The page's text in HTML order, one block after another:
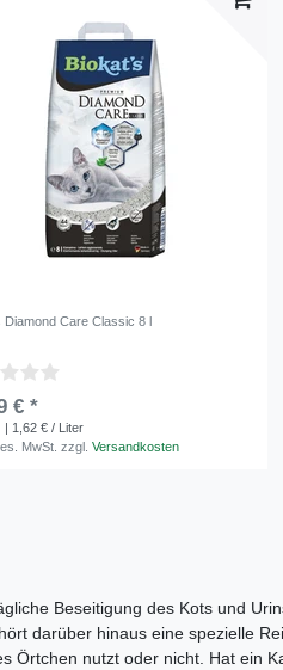
Diamond Care Classic 8 l
€ *
| 1,62 € / Liter
MwSt. zzgl.Versandkosten
Beseitigung des Kots und
darüber hinaus eine spezielle
Örtchen nutzt oder nicht. Hat ein